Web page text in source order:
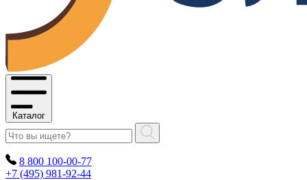
Каталог
8 800 100-00-77
+7 (495) 981-92-44